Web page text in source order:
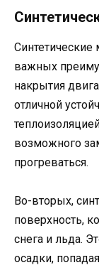
важных
накрытия
отличной
возможного
прогреваться.
Во-вторых,
поверхность,
снега и льда.
осадки,